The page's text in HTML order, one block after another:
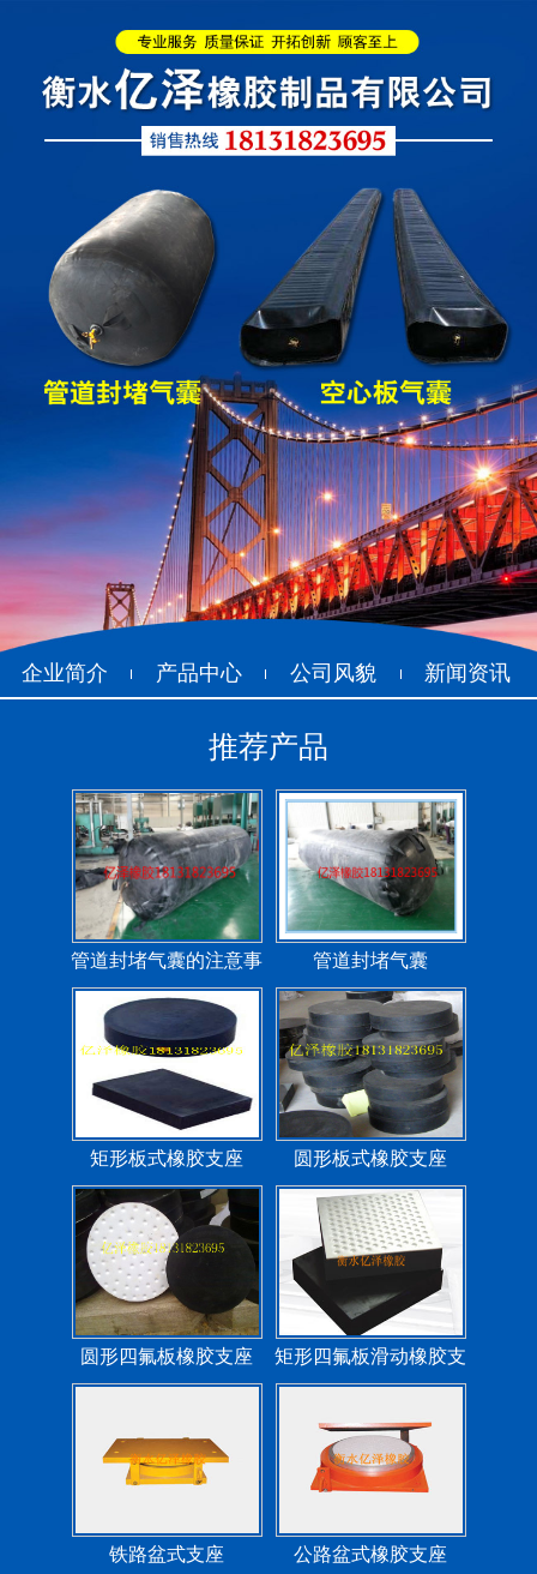
企业简介 产品中心 公司风貌 新闻资讯
推荐产品
管道封堵气囊（橡胶水
堵）
管道封堵气囊
污水管道封堵气囊 管道堵水气囊
管道封堵气囊的注意事
项
管道封堵气囊
矩形板式橡胶支座 圆形板式橡胶支座
圆形四氟板橡胶支座
矩形四氟板滑动橡胶支
座
铁路盆式支座 公路盆式橡胶支座